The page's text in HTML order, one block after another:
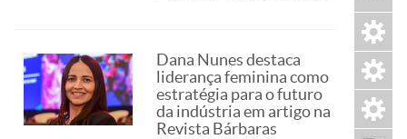
Dana Nunes destaca
liderança feminina como
estratégia para o futuro
da indústria em artigo na
Revista Bárbaras